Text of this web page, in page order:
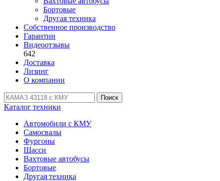
Бортовые
Другая техника
Собственное производство
Гарантии
Видеоотзывы
642
Доставка
Лизинг
О компании
Поиск
Каталог техники
Автомобили с КМУ
Самосвалы
Фургоны
Шасси
Вахтовые автобусы
Бортовые
Другая техника